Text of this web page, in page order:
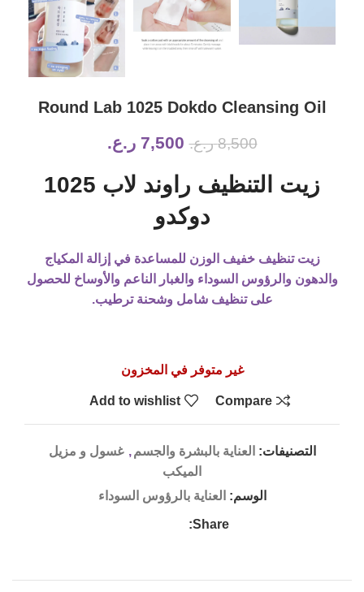
Round Lab 1025 Dokdo Cleansing Oil
8,500 ر.ع. 7,500 ر.ع.
زيت التنظيف راوند لاب 1025
دوكدو
زيت تنظيف خفيف الوزن للمساعدة في إزالة المكياج
والدهون والرؤوس السوداء والغبار الناعم والأوساخ للحصول
على تنظيف شامل وشحنة ترطيب.
غير متوفر في المخزون
Compare
Add to wishlist
التصنيفات: العناية بالبشرة والجسم , غسول و مزيل
الميكب
الوسم: العناية بالرؤوس السوداء
Share: